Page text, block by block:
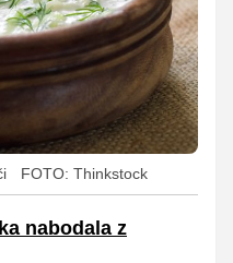
FOTO: Thinkstock
nabodala z